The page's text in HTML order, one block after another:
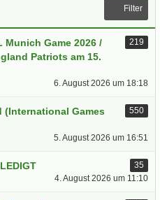
Filter
Munich Game 2026 /
Patriots am 15.
219
6. August 2026 um 18:18
(International Games
550
5. August 2026 um 16:51
35
4. August 2026 um 11:10